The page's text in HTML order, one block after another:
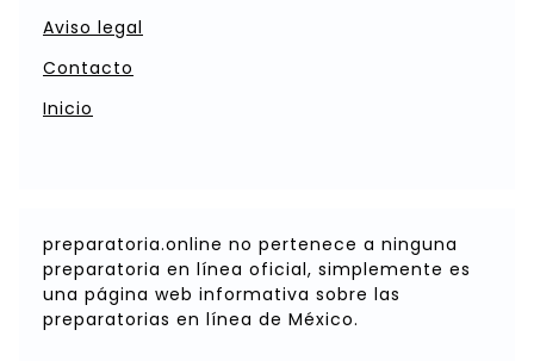
Aviso legal
Contacto
Inicio
preparatoria.online no pertenece a ninguna
preparatoria en línea oficial, simplemente es
una página web informativa sobre las
preparatorias en línea de México.